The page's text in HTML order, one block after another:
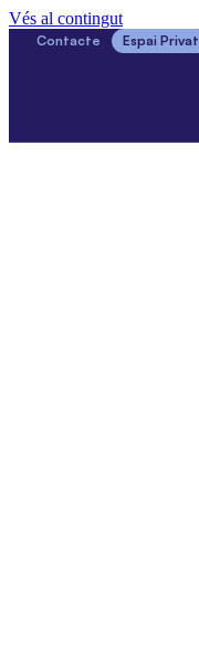
Vés al contingut
Contacte Espai Privat